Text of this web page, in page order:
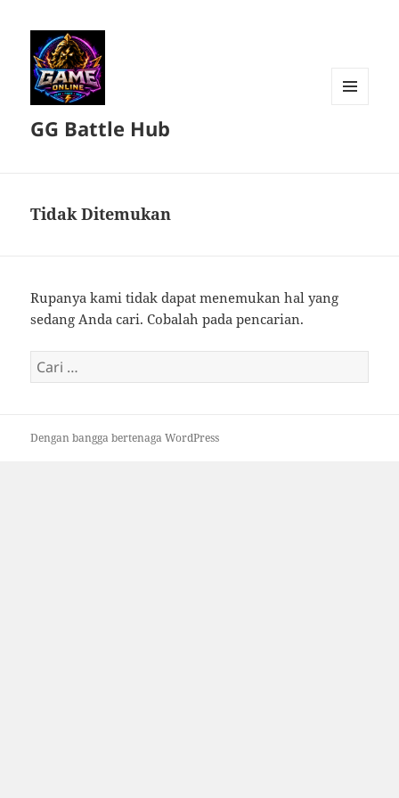
GG Battle Hub
Tidak Ditemukan
Rupanya kami tidak dapat menemukan hal yang
sedang Anda cari. Cobalah pada pencarian.
Cari
untuk:
Dengan bangga bertenaga WordPress